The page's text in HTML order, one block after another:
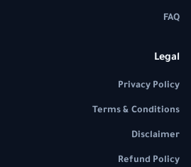
FAQ
Legal
Privacy Policy
Terms & Conditions
Disclaimer
Refund Policy